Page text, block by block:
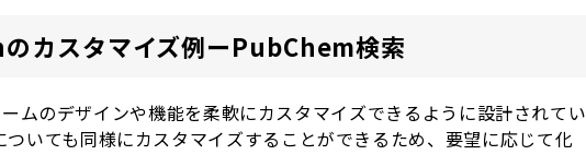
カスタマイズ例ーPubChem検索
ムのデザインや機能を柔軟にカスタマイズできるように設計されてい
ついても同様にカスタマイズすることができるため、要望に応じて化